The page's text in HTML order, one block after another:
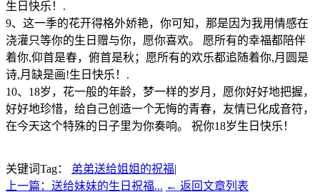
生日快乐！.
9、这一季的花开得格外娇艳，你可知，那是因为我用情感在
浇灌只等你的生日赠与你，愿你喜欢。 愿所有的幸福都陪伴
着你,仰首是春，俯首是秋；愿所有的欢乐都追随着你,月圆是
诗,月缺是画!生日快乐！.
10、18岁，花一般的年龄，梦一样的岁月，愿你好好地把握，
好好地珍惜，给自己创造一个无悔的青春，友情已化成音符，
在今天这个特殊的日子里为你奏响。 祝你18岁生日快乐！
关键词Tag： 弟弟送给姐姐的祝福|
上一篇：送给妹妹的生日祝福... ← 返回文章列表